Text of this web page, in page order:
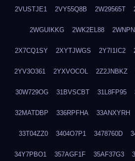
2VUSTJE1 2VY55Q8B 2W29565T
2WGUIKKG 2WK2EL88
2X7CQ1SY 2XYTJWGS 2Y7I1IC2
2YV3O361 2YXVOCOL 2Z2JNBKZ
30W729OG 31BVSCBT 31L8FP95
32MATDBP 336RPFHA 33ANXYRH
33T04ZZ0 3404O7P1 3478760D
34Y7PBO1 357AGF1F 35AF37G3